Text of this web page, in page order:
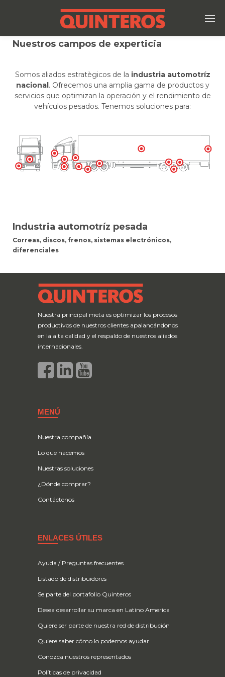
Nuestros campos de experticia
Somos aliados estratègicos de la industria automotríz
nacional. Ofrecemos una amplia gama de productos y
servicios que optimizan la operación y el rendimiento de
vehículos pesados. Tenemos soluciones para:
Industria automotríz pesada
Correas, discos, frenos, sistemas electrónicos,
diferenciales
Nuestra principal meta es optimizar los procesos
productivos de nuestros clientes apalancándonos
en la alta calidad y el respaldo de nuestros aliados
internacionales.
MENÚ
Nuestra compañía
Lo que hacemos
Nuestras soluciones
¿Dónde comprar?
Contáctenos
ENLACES ÚTILES
Ayuda / Preguntas frecuentes
Listado de distribuidores
Se parte del portafolio Quinteros
Desea desarrollar su marca en Latino America
Quiere ser parte de nuestra red de distribución
Quiere saber cómo lo podemos ayudar
Conozca nuestros representados
Políticas de privacidad